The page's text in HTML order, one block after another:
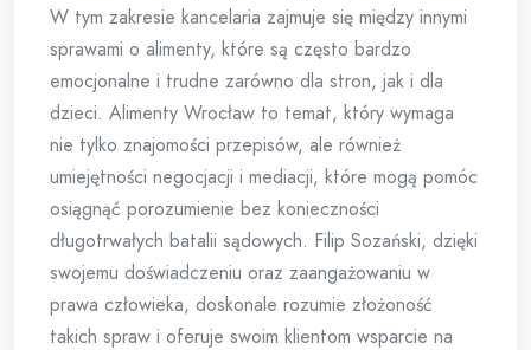
W tym zakresie kancelaria zajmuje się między innymi
sprawami o alimenty, które są często bardzo
emocjonalne i trudne zarówno dla stron, jak i dla
dzieci. Alimenty Wrocław to temat, który wymaga
nie tylko znajomości przepisów, ale również
umiejętności negocjacji i mediacji, które mogą pomóc
osiągnąć porozumienie bez konieczności
długotrwałych batalii sądowych. Filip Sozański, dzięki
swojemu doświadczeniu oraz zaangażowaniu w
prawa człowieka, doskonale rozumie złożoność
takich spraw i oferuje swoim klientom wsparcie na